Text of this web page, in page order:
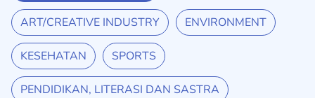
ART/CREATIVE INDUSTRY ENVIRONMENT
KESEHATAN SPORTS
PENDIDIKAN, LITERASI DAN SASTRA